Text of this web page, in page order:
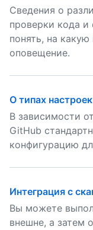
Сведения о
проверки кода и
понять, на
оповещение.
О типах
В зависимости
GitHub
конфигурацию
Интеграция с
Вы можете
внешне, а затем